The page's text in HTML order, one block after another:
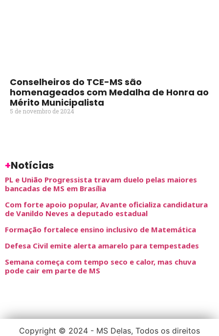
Conselheiros do TCE-MS são
homenageados com Medalha de Honra ao
Mérito Municipalista
5 de novembro de 2024
+Notícias
PL e União Progressista travam duelo pelas maiores
bancadas de MS em Brasília
Com forte apoio popular, Avante oficializa candidatura
de Vanildo Neves a deputado estadual
Formação fortalece ensino inclusivo de Matemática
Defesa Civil emite alerta amarelo para tempestades
Semana começa com tempo seco e calor, mas chuva
pode cair em parte de MS
Copyright © 2024 - MS Delas, Todos os direitos